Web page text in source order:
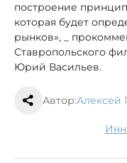
построение
которая будет
рынков», _
Ставропольского
Юрий Васильев.
Автор:Алексей